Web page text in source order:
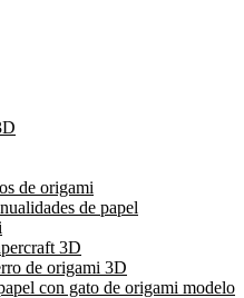
de origami
de papel
3D
de origami 3D
con gato de origami modelo